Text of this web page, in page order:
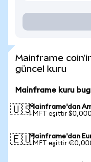
Mainframe
güncel kuru
Mainframe kuru
🇺🇸Mainframe'dan
1 MFT eşittir
🇪🇺Mainframe'dan
1 MFT eşittir